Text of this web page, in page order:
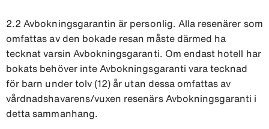
2.2 Avbokningsgarantin är personlig. Alla resenärer som
omfattas av den bokade resan måste därmed ha
tecknat varsin Avbokningsgaranti. Om endast hotell har
bokats behöver inte Avbokningsgaranti vara tecknad
för barn under tolv (12) år utan dessa omfattas av
vårdnadshavarens/vuxen resenärs Avbokningsgaranti i
detta sammanhang.